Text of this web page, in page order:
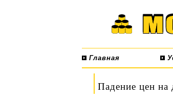
Главная
Падение цен на